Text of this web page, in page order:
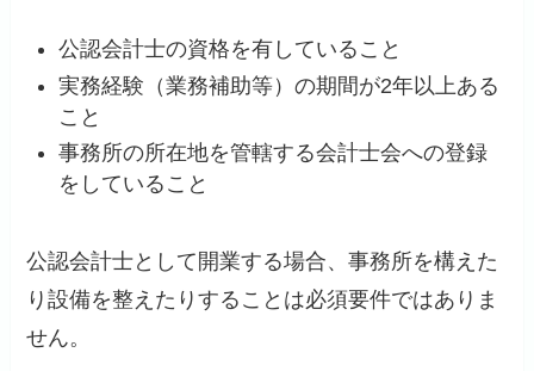
公認会計士の資格を有していること
実務経験（業務補助等）の期間が2年以上ある
こと
事務所の所在地を管轄する会計士会への登録
をしていること
公認会計士として開業する場合、事務所を構えた
り設備を整えたりすることは必須要件ではありま
せん。